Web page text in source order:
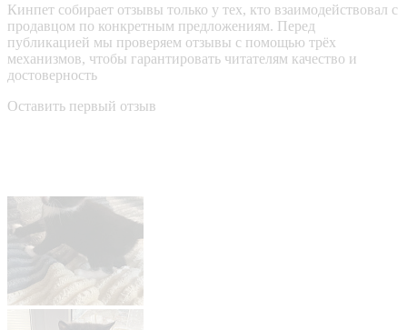
Кинпет собирает отзывы только у тех, кто взаимодействовал с
продавцом по конкретным предложениям. Перед
публикацией мы проверяем отзывы с помощью трёх
механизмов, чтобы гарантировать читателям качество и
достоверность
Оставить первый отзыв